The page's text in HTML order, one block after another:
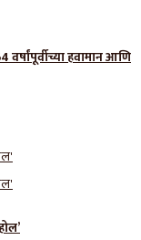
हवामान आणि